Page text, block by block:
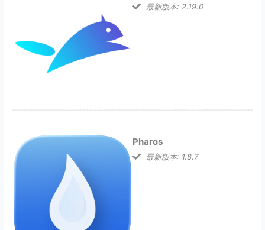
最新版本: 2.19.0
Pharos
最新版本: 1.8.7